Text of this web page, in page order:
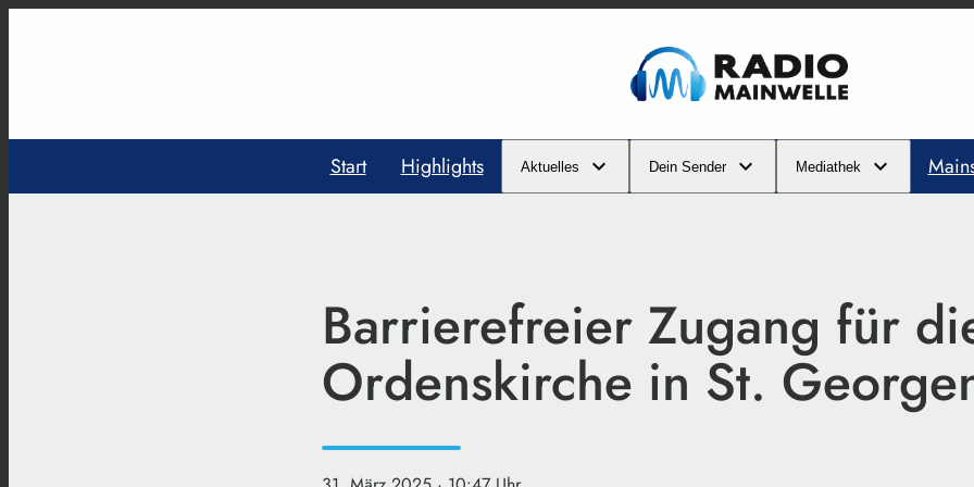
Start Highlights Aktuelles Dein Sender Mediathek
Barrierefreier Zugang für
Ordenskirche in St.